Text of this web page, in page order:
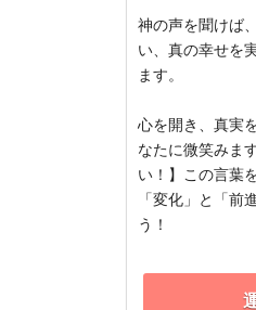
神の声を聞けば
い、真の幸せを
ます。
心を開き、真実
なたに微笑みま
い！】この言葉
「変化」と「前
う！